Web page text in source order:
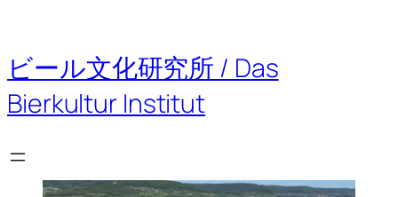
ビール文化研究所 / Das
Bierkultur Institut